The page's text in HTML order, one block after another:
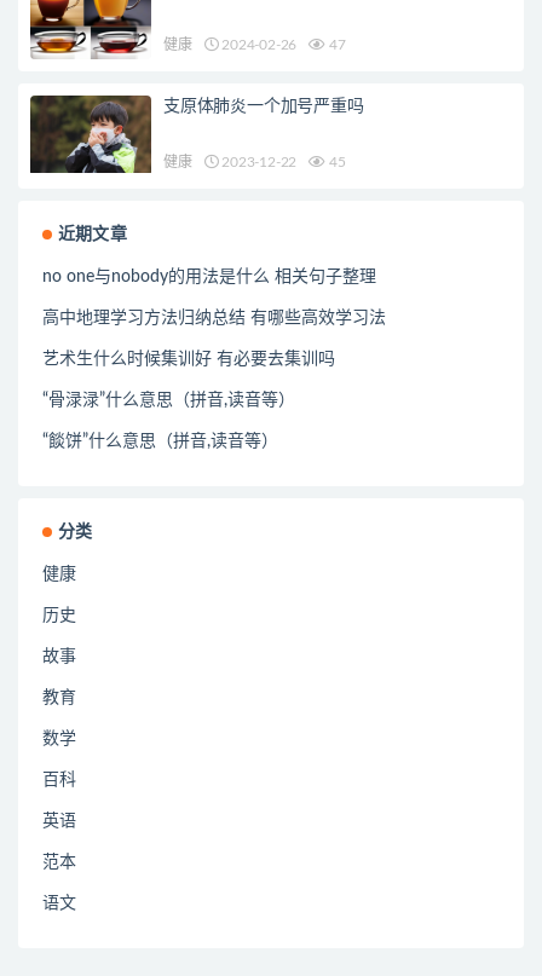
健康 2024-02-26 47
支原体肺炎一个加号严重吗
健康 2023-12-22 45
近期文章
no one与nobody的用法是什么 相关句子整理
高中地理学习方法归纳总结 有哪些高效学习法
艺术生什么时候集训好 有必要去集训吗
“骨渌渌”什么意思（拼音,读音等）
“餤饼”什么意思（拼音,读音等）
分类
健康
历史
故事
教育
数学
百科
英语
范本
语文